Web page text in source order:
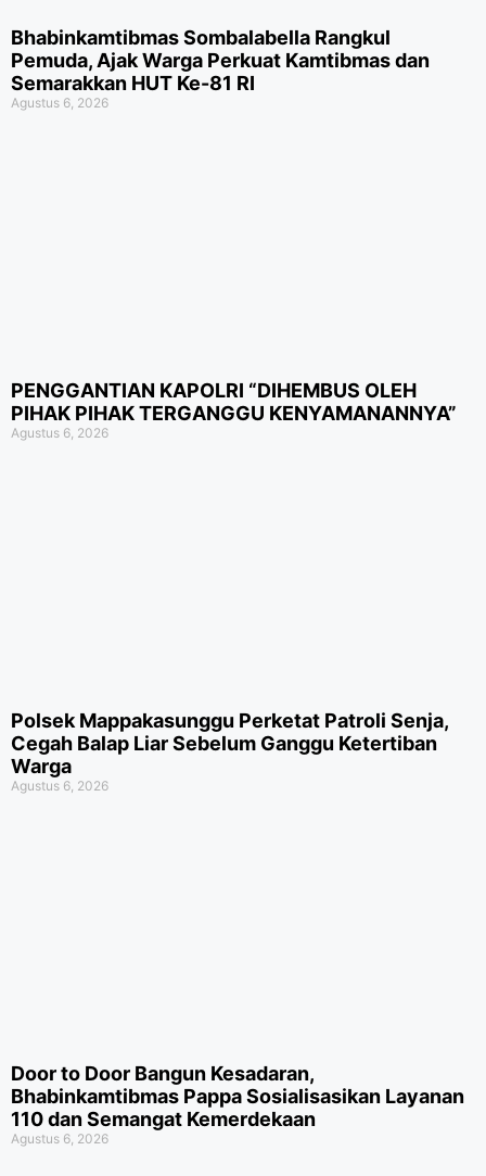
Bhabinkamtibmas Sombalabella Rangkul
Pemuda, Ajak Warga Perkuat Kamtibmas dan
Semarakkan HUT Ke-81 RI
Agustus 6, 2026
PENGGANTIAN KAPOLRI “DIHEMBUS OLEH
PIHAK PIHAK TERGANGGU KENYAMANANNYA”
Agustus 6, 2026
Polsek Mappakasunggu Perketat Patroli Senja,
Cegah Balap Liar Sebelum Ganggu Ketertiban
Warga
Agustus 6, 2026
Door to Door Bangun Kesadaran,
Bhabinkamtibmas Pappa Sosialisasikan Layanan
110 dan Semangat Kemerdekaan
Agustus 6, 2026